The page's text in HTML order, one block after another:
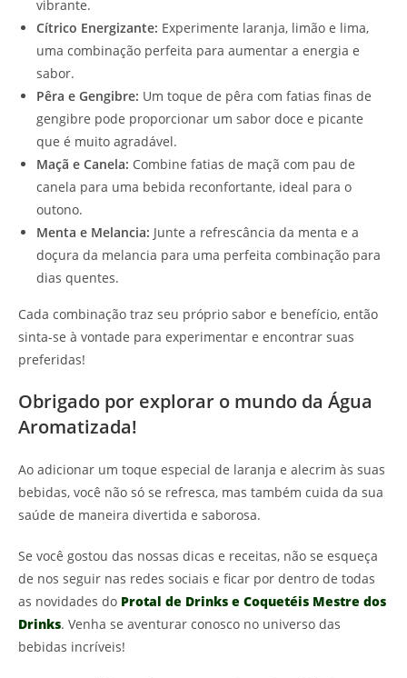
vibrante.
Cítrico Energizante: Experimente laranja, limão e lima,
uma combinação perfeita para aumentar a energia e
sabor.
Pêra e Gengibre: Um toque de pêra com fatias finas de
gengibre pode proporcionar um sabor doce e picante
que é muito agradável.
Maçã e Canela: Combine fatias de maçã com pau de
canela para uma bebida reconfortante, ideal para o
outono.
Menta e Melancia: Junte a refrescância da menta e a
doçura da melancia para uma perfeita combinação para
dias quentes.
Cada combinação traz seu próprio sabor e benefício, então
sinta-se à vontade para experimentar e encontrar suas
preferidas!
Obrigado por explorar o mundo da Água
Aromatizada!
Ao adicionar um toque especial de laranja e alecrim às suas
bebidas, você não só se refresca, mas também cuida da sua
saúde de maneira divertida e saborosa.
Se você gostou das nossas dicas e receitas, não se esqueça
de nos seguir nas redes sociais e ficar por dentro de todas
as novidades do Protal de Drinks e Coquetéis Mestre dos
Drinks. Venha se aventurar conosco no universo das
bebidas incríveis!